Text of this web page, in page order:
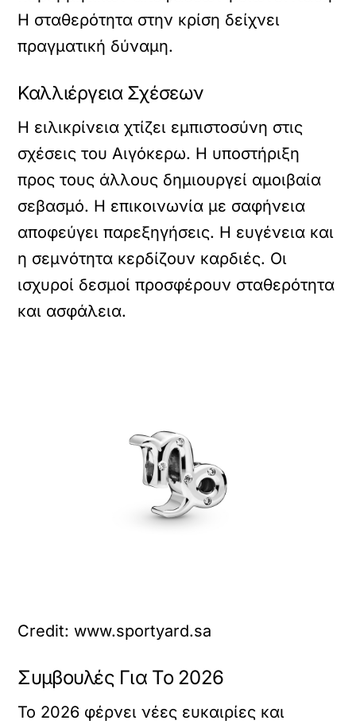
Η σταθερότητα στην κρίση δείχνει
πραγματική δύναμη.
Καλλιέργεια Σχέσεων
Η ειλικρίνεια χτίζει εμπιστοσύνη στις
σχέσεις του Αιγόκερω. Η υποστήριξη
προς τους άλλους δημιουργεί αμοιβαία
σεβασμό. Η επικοινωνία με σαφήνεια
αποφεύγει παρεξηγήσεις. Η ευγένεια και
η σεμνότητα κερδίζουν καρδιές. Οι
ισχυροί δεσμοί προσφέρουν σταθερότητα
και ασφάλεια.
Credit: www.sportyard.sa
Συμβουλές Για Το 2026
Το 2026 φέρνει νέες ευκαιρίες και